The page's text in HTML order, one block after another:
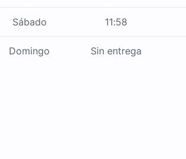
Sábado 11:58
Domingo Sin entrega